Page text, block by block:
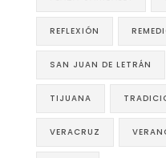
REFLEXIÓN
SAN JUAN DE LETRÁN
TIJUANA
VERACRUZ